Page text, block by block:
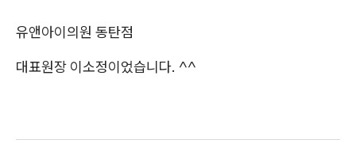
유앤아이의원 동탄점
대표원장 이소정이었습니다. ^^